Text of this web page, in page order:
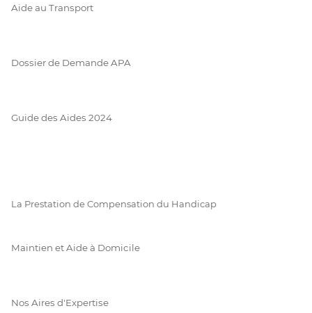
Aide au Transport
Dossier de Demande APA
Guide des Aides 2024
La Prestation de Compensation du Handicap
Maintien et Aide à Domicile
Nos Aires d'Expertise